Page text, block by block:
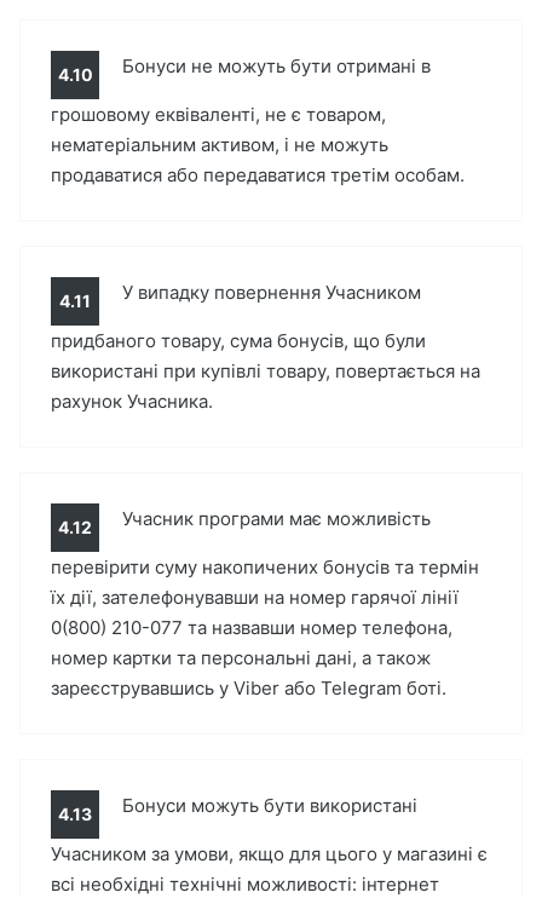
4.10 Бонуси не можуть бути отримані в
грошовому еквіваленті, не є товаром,
нематеріальним активом, і не можуть
продаватися або передаватися третім особам.
4.11 У випадку повернення Учасником
придбаного товару, сума бонусів, що були
використані при купівлі товару, повертається на
рахунок Учасника.
4.12 Учасник програми має можливість
перевірити суму накопичених бонусів та термін
їх дії, зателефонувавши на номер гарячої лінії
0(800) 210-077 та назвавши номер телефона,
номер картки та персональні дані, а також
зареєструвавшись у Viber або Telegram боті.
4.13 Бонуси можуть бути використані
Учасником за умови, якщо для цього у магазині є
всі необхідні технічні можливості: інтернет